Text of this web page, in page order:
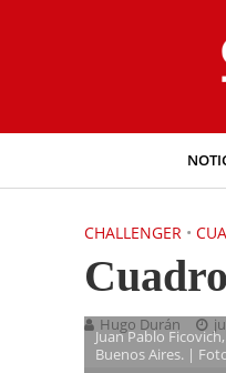
CHALLENGER •
Hugo Durán
Juan Pablo
Buenos Aires. |